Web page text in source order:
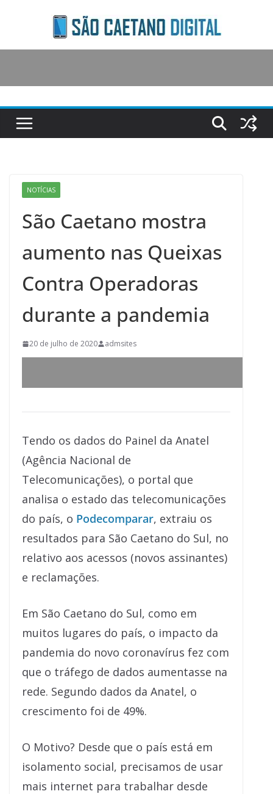
content
NOTÍCIAS
São Caetano mostra
aumento nas Queixas
Contra Operadoras
durante a pandemia
20 de julho de 2020 admsites
Tendo os dados do Painel da Anatel
(Agência Nacional de
Telecomunicações), o portal que
analisa o estado das telecomunicações
do país, o Podecomparar, extraiu os
resultados para São Caetano do Sul, no
relativo aos acessos (novos assinantes)
e reclamações.
Em São Caetano do Sul, como em
muitos lugares do país, o impacto da
pandemia do novo coronavírus fez com
que o tráfego de dados aumentasse na
rede. Segundo dados da Anatel, o
crescimento foi de 49%.
O Motivo? Desde que o país está em
isolamento social, precisamos de usar
mais internet para trabalhar desde